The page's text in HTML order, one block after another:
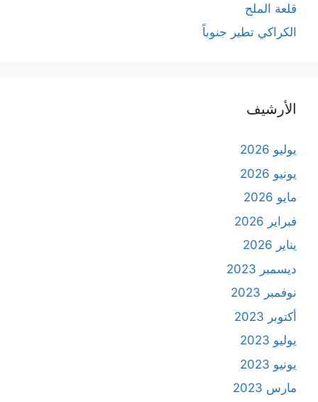
قلعة الملح
الكراكي تطير جنوباً
الأرشيف
يوليو 2026
يونيو 2026
مايو 2026
فبراير 2026
يناير 2026
ديسمبر 2023
نوفمبر 2023
أكتوبر 2023
يوليو 2023
يونيو 2023
مارس 2023